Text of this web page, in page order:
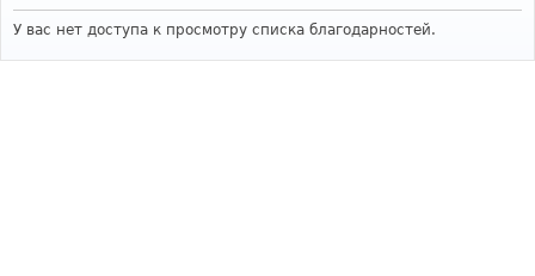
У вас нет доступа к просмотру списка благодарностей.